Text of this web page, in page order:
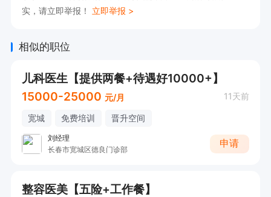
实，请立即举报！ 立即举报 >
相似的职位
儿科医生【提供两餐+待遇好10000+】
15000-25000 元/月 11天前
宽城 免费培训 晋升空间
刘经理
长春市宽城区德良门诊部
申请
整容医美【五险+工作餐】